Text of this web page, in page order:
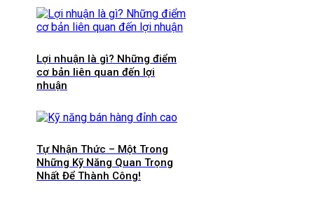
Lợi nhuận là gì? Những điểm
cơ bản liên quan đến lợi
nhuận
Tự Nhận Thức – Một Trong
Những Kỹ Năng Quan Trọng
Nhất Để Thành Công!